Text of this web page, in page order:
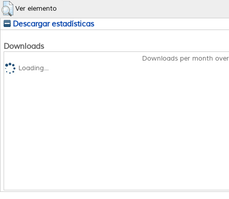
Ver elemento
Descargar estadísticas
Downloads
Downloads per month
Loading...